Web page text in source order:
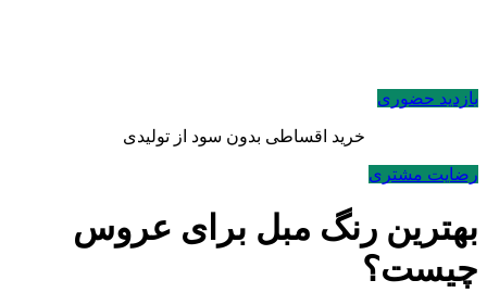
بازدید حضوری
خرید اقساطی بدون سود از تولیدی
رضایت مشتری
بهترین رنگ مبل برای عروس
چیست؟